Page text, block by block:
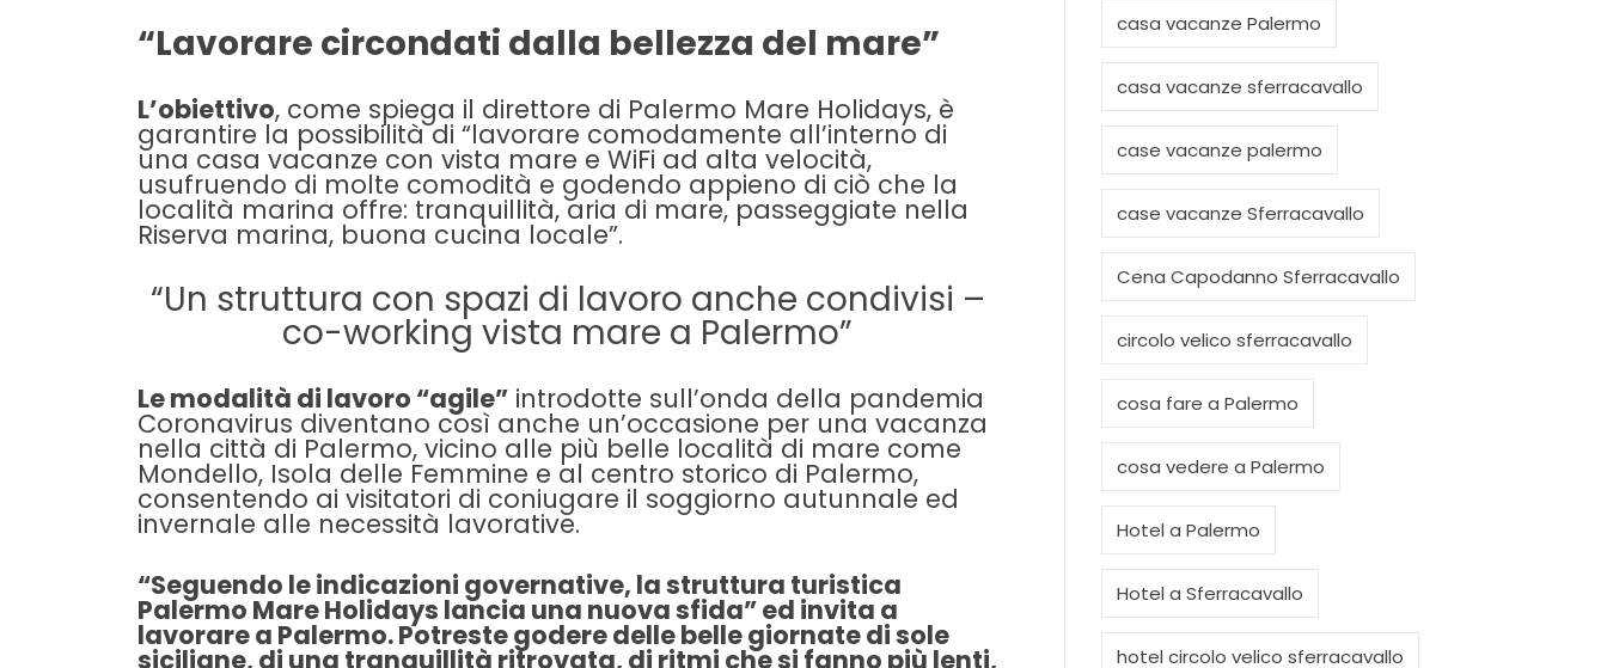
“Lavorare circondati dalla bellezza del mare”
L’obiettivo, come spiega il direttore di Palermo Mare Holidays, è
garantire la possibilità di “lavorare comodamente all’interno di
una casa vacanze con vista mare e WiFi ad alta velocità,
usufruendo di molte comodità e godendo appieno di ciò che la
località marina offre: tranquillità, aria di mare, passeggiate nella
Riserva marina, buona cucina locale”.
“Un struttura con spazi di lavoro anche condivisi –
co-working vista mare a Palermo”
Le modalità di lavoro “agile”introdotte sull’onda della pandemia
Coronavirus diventano così anche un’occasione per una vacanza
nella città di Palermo, vicino alle più belle località di mare come
Mondello, Isola delle Femmine e al centro storico di Palermo,
consentendo ai visitatori di coniugare il soggiorno autunnale ed
invernale alle necessità lavorative.
“Seguendo le indicazioni governative, la struttura turistica
Palermo Mare Holidays lancia una nuova sfida” ed invita a
lavorare a Palermo. Potreste godere delle belle giornate di sole
siciliane, di una tranquillità ritrovata, di ritmi che si fanno più lenti,
casa vacanze Palermo
casa vacanze sferracavallo
case vacanze palermo
case vacanze Sferracavallo
Cena Capodanno Sferracavallo
circolo velico sferracavallo
cosa fare a Palermo
cosa vedere a Palermo
Hotel a Palermo
Hotel a Sferracavallo
hotel circolo velico sferracavallo